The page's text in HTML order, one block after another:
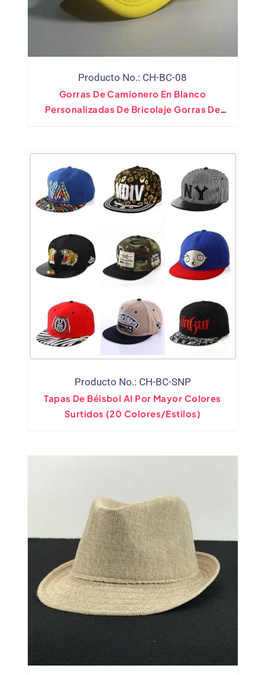
Producto No.: CH-BC-08
Gorras De Camionero En Blanco
Personalizadas De Bricolaje Gorras De
Producto No.: CH-BC-SNP
Tapas De Béisbol Al Por Mayor Colores
Surtidos (20 Colores/estilos)